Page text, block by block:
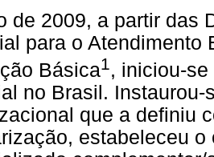
de 2009, a partir das
para o
Básica1, iniciou-
no Brasil.
que a definiu
estabeleceu